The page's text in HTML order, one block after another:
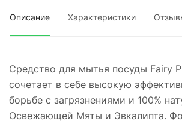
Описание Характеристики
Средство для мытья посуды Fairy
сочетает в себе высокую
борьбе с загрязнениями и 100%
Освежающей Мяты и Эвкалипта.